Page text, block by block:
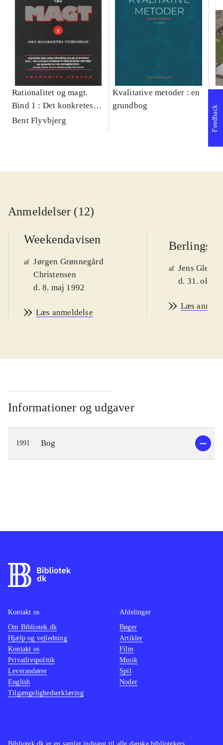
Rationalitet og magt.
Bind 1 : Det konkretes
videnskab
Bent Flyvbjerg
Kvalitative metoder : en
grundbog
Anmeldelser (12)
Weekendavisen
af Jørgen Grønnegård
Christensen
d. 8. maj 1992
Læs anmeldelse
af Jens
d. 31. okt.
Læs
Informationer og udgaver
1991 Bog
Feedback
Kontakt os
Om Bibliotek.dk
Hjælp og vejledning
Kontakt os
Privatlivspolitik
Leverandører
English
Tilgængelighedserklæring
Afdelinger
Bøger
Artikler
Film
Musik
Spil
Noder